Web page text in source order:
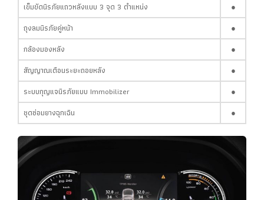
เข็มขัดนิรภัยแถวหลังแบบ 3 จุด 3 ตำแหน่ง
●
ถุงลมนิรภัยคู่หน้า
●
กล้องมองหลัง
●
สัญญาณเตือนระยะถอยหลัง
●
ระบบกุญแจนิรภัยแบบ Immobilizer
●
ชุดซ่อมยางฉุกเฉิน
●